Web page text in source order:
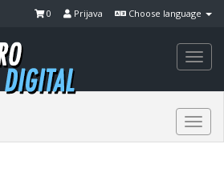
Choose language
Prijava
0